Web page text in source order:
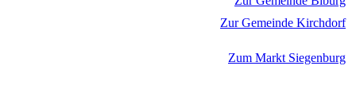
Zur Gemeinde Kirchdorf
Zum Markt Siegenburg